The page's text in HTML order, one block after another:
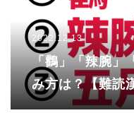
2022.12.13
「鸛」「辣腕」
み方は？【難読